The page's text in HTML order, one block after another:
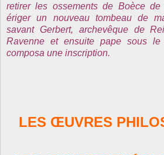
retirer les ossements de Boèce
ériger un nouveau tombeau de
savant Gerbert, archevêque de
Ravenne et ensuite pape sous
composa une inscription.
LES ŒUVRES